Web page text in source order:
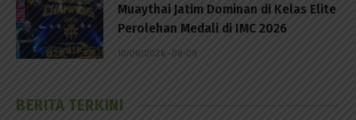
Muaythai Jatim Dominan di Kelas Elite
Perolehan Medali di IMC 2026
10/08/2026 - 08:09
BERITA TERKINI